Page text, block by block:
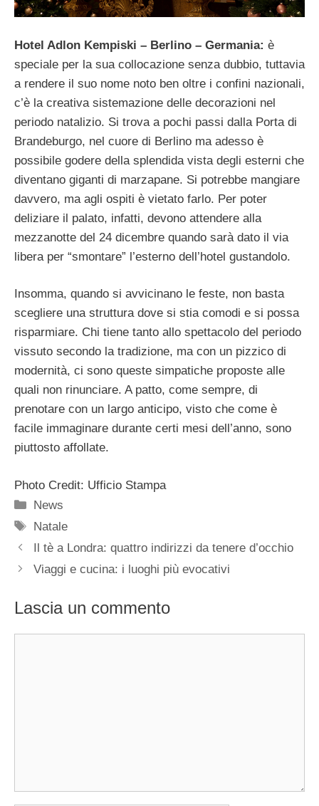
Hotel Adlon Kempiski – Berlino – Germania: è
speciale per la sua collocazione senza dubbio, tuttavia
a rendere il suo nome noto ben oltre i confini nazionali,
c’è la creativa sistemazione delle decorazioni nel
periodo natalizio. Si trova a pochi passi dalla Porta di
Brandeburgo, nel cuore di Berlino ma adesso è
possibile godere della splendida vista degli esterni che
diventano giganti di marzapane. Si potrebbe mangiare
davvero, ma agli ospiti è vietato farlo. Per poter
deliziare il palato, infatti, devono attendere alla
mezzanotte del 24 dicembre quando sarà dato il via
libera per “smontare” l’esterno dell’hotel gustandolo.
Insomma, quando si avvicinano le feste, non basta
scegliere una struttura dove si stia comodi e si possa
risparmiare. Chi tiene tanto allo spettacolo del periodo
vissuto secondo la tradizione, ma con un pizzico di
modernità, ci sono queste simpatiche proposte alle
quali non rinunciare. A patto, come sempre, di
prenotare con un largo anticipo, visto che come è
facile immaginare durante certi mesi dell’anno, sono
piuttosto affollate.
Photo Credit: Ufficio Stampa
Categorie
News
Tag
Natale
Il tè a Londra: quattro indirizzi da tenere d’occhio
Viaggi e cucina: i luoghi più evocativi
Lascia un commento